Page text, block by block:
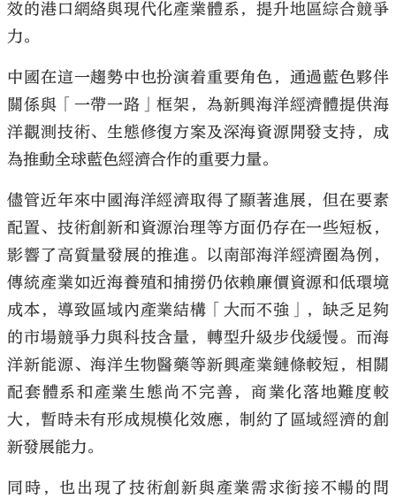
效的港口網絡與現代化產業體系，提升地區綜合競爭
力。
中國在這一趨勢中也扮演着重要角色，通過藍色夥伴
關係與「一帶一路」框架，為新興海洋經濟體提供海
洋觀測技術、生態修復方案及深海資源開發支持，成
為推動全球藍色經濟合作的重要力量。
儘管近年來中國海洋經濟取得了顯著進展，但在要素
配置、技術創新和資源治理等方面仍存在一些短板，
影響了高質量發展的推進。以南部海洋經濟圈為例，
傳統產業如近海養殖和捕撈仍依賴廉價資源和低環境
成本，導致區域內產業結構「大而不強」，缺乏足夠
的市場競爭力與科技含量，轉型升級步伐緩慢。而海
洋新能源、海洋生物醫藥等新興產業鏈條較短，相關
配套體系和產業生態尚不完善，商業化落地難度較
大，暫時未有形成規模化效應，制約了區域經濟的創
新發展能力。
同時，也出現了技術創新與產業需求銜接不暢的問